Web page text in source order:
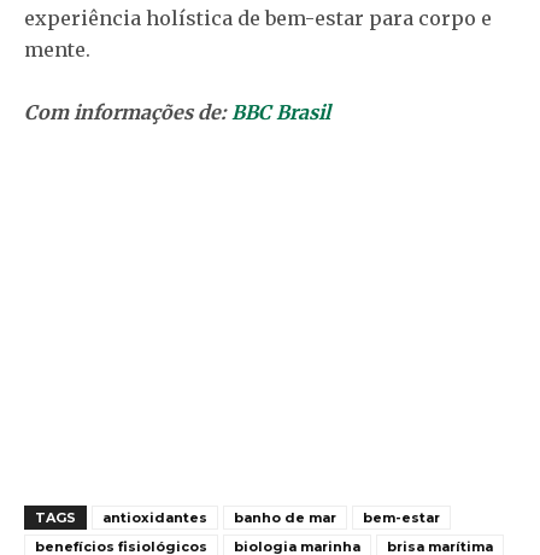
experiência holística de bem-estar para corpo e
mente.
Com informações de: BBC Brasil
TAGS antioxidantes banho de mar
bem-estar
benefícios fisiológicos
biologia marinha brisa marítima